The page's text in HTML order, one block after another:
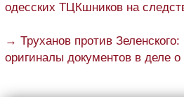
одесских ТЦКшников на
→ Труханов против
оригиналы документов в деле